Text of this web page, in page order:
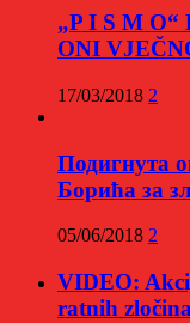
„P I S M
ONI
17/03/2018 2
Подигнута
Борића за
05/06/2018 2
VIDEO:
ratnih